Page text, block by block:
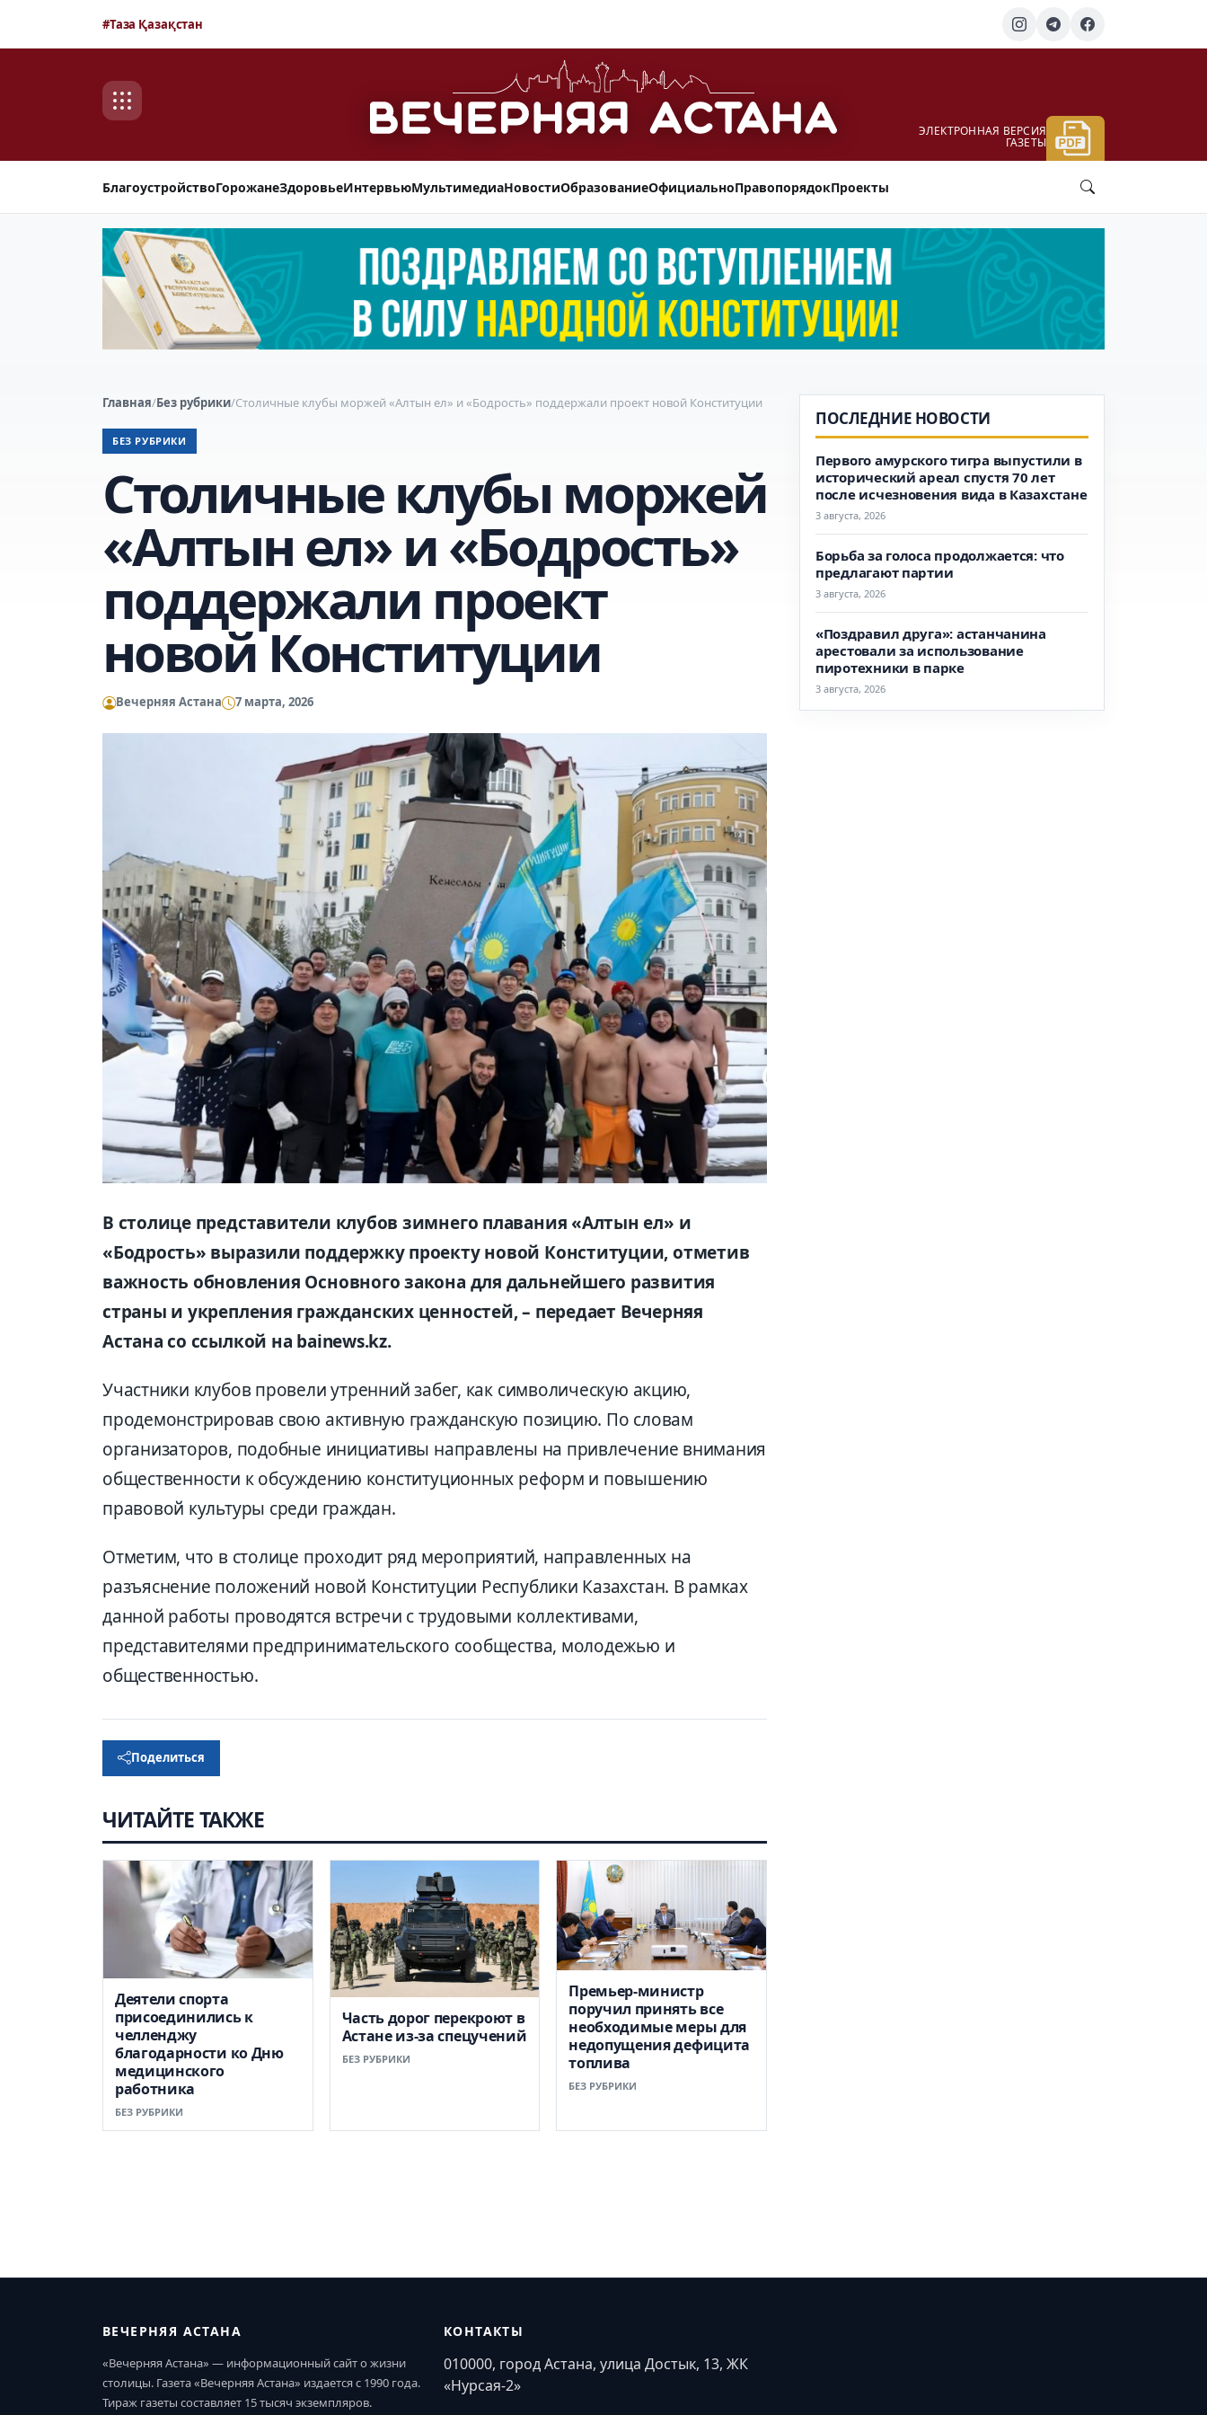
#Таза Қазақстан
ЭЛЕКТРОННАЯ ВЕРСИЯ
ГАЗЕТЫ
БлагоустройствоГорожанеЗдоровьеИнтервьюМультимедиаНовостиОбразованиеОфициальноПравопорядокПроекты
Главная/Без рубрики/Столичные клубы моржей «Алтын ел» и «Бодрость» поддержали проект новой Конституции
БЕЗ РУБРИКИ
Столичные клубы моржей
«Алтын ел» и «Бодрость»
поддержали проект
новой Конституции
Вечерняя Астана 7 марта, 2026
В столице представители клубов зимнего плавания «Алтын ел» и
«Бодрость» выразили поддержку проекту новой Конституции, отметив
важность обновления Основного закона для дальнейшего развития
страны и укрепления гражданских ценностей, – передает Вечерняя
Астана со ссылкой на bainews.kz.
Участники клубов провели утренний забег, как символическую акцию,
продемонстрировав свою активную гражданскую позицию. По словам
организаторов, подобные инициативы направлены на привлечение внимания
общественности к обсуждению конституционных реформ и повышению
правовой культуры среди граждан.
Отметим, что в столице проходит ряд мероприятий, направленных на
разъяснение положений новой Конституции Республики Казахстан. В рамках
данной работы проводятся встречи с трудовыми коллективами,
представителями предпринимательского сообщества, молодежью и
общественностью.
Поделиться
ЧИТАЙТЕ ТАКЖЕ
Деятели спорта
присоединились к
челленджу
благодарности ко Дню
медицинского
работника
БЕЗ РУБРИКИ
Часть дорог перекроют в
Астане из-за спецучений
БЕЗ РУБРИКИ
Премьер-министр
поручил принять все
необходимые меры для
недопущения дефицита
топлива
БЕЗ РУБРИКИ
ПОСЛЕДНИЕ НОВОСТИ
Первого амурского тигра выпустили в
исторический ареал спустя 70 лет
после исчезновения вида в Казахстане
3 августа, 2026
Борьба за голоса продолжается: что
предлагают партии
3 августа, 2026
«Поздравил друга»: астанчанина
арестовали за использование
пиротехники в парке
3 августа, 2026
ВЕЧЕРНЯЯ АСТАНА
«Вечерняя Астана» — информационный сайт о жизни
столицы. Газета «Вечерняя Астана» издается с 1990 года.
Тираж газеты составляет 15 тысяч экземпляров.
КОНТАКТЫ
010000, город Астана, улица Достык, 13, ЖК
«Нурсая-2»